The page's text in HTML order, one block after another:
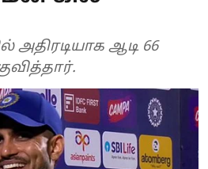
அதிரடியாக ஆடி 66